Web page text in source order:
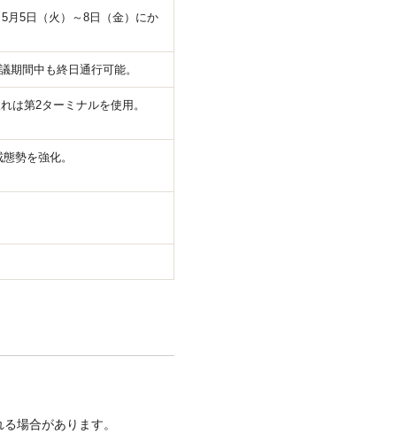
月5日（火）～8日（金）にか
期間中も終日通行可能。
は第2ターミナルを使用。
勢を強化。
場合があります。